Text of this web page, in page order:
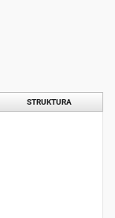
STRUKTURA